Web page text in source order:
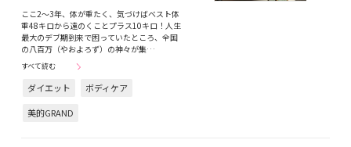
ここ2～3年、体が重たく、気づけばベスト体
重48キロから遠のくことプラス10キロ！人生
最大のデブ期到来で困っていたところ、全国
の八百万（やおよろず）の神々が集…
すべて読む
ダイエット
ボディケア
美的GRAND